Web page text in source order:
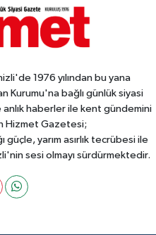
1976 yılından bu yana
Kurumu'na bağlı günlük siyasi
haberler ile kent gündemini
Hizmet Gazetesi;
güçle, yarım asırlık tecrübesi ile
sesi olmayı sürdürmektedir.